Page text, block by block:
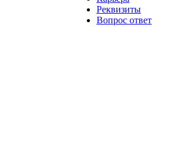
Реквизиты
Вопрос ответ